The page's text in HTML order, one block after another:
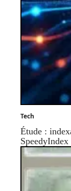
Tech
Étude :
SpeedyIndex